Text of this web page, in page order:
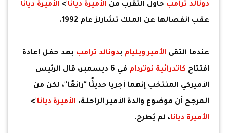
دونالد ترامب حاول التقرب من الأميرة ديانا'> الأميرة ديانا
عقب انفصالها عن الملك تشارلز عام 1992.
عندما التقى الأمير ويليام بدونالد ترامب بعد حفل إعادة
افتتاح كاتدرائية نوتردام
في 6 ديسمبر، قال الرئيس
الأميركي المنتخب إنهما أجريا حديثًا "رائعًا"، لكن من
المرجح أن موضوع والدة الأمير الراحلة، الأميرة ديانا'>
الأميرة ديانا، لم يُطرح.